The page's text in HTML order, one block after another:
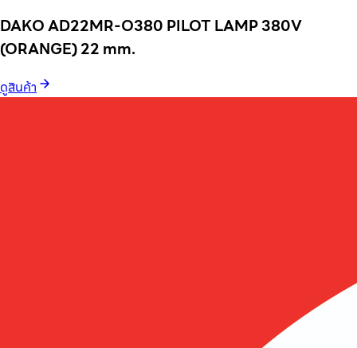
DAKO AD22MR-O380 PILOT LAMP 380V
(ORANGE) 22 mm.
ดูสินค้า